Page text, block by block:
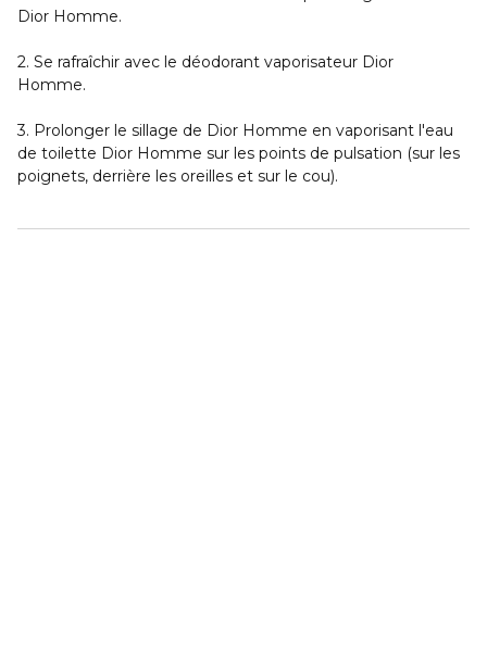
Dior Homme.
2. Se rafraîchir avec le déodorant vaporisateur Dior
Homme.
3. Prolonger le sillage de Dior Homme en vaporisant l'eau
de toilette Dior Homme sur les points de pulsation (sur les
poignets, derrière les oreilles et sur le cou).